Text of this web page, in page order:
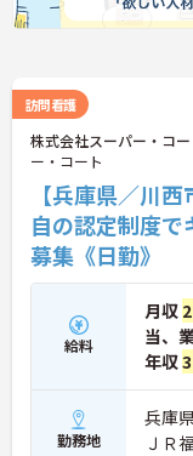
案」制度があり、
訪問看護
株式会社スーパー・コ
ー・コート
【兵庫県／川
自の認定制度
募集《日勤》
給料
月収
当、
年収
勤務地
兵庫
ＪＲ